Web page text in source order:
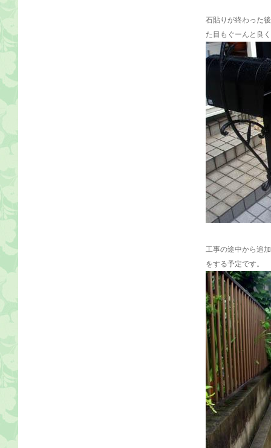
石貼りが終わった
た目もぐーんと良
工事の途中から追
をする予定です。